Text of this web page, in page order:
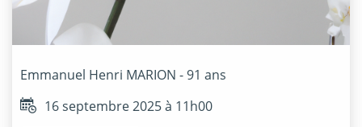
Emmanuel Henri MARION - 91 ans
16 septembre 2025 à 11h00